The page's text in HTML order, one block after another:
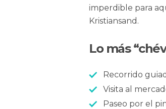
imperdible para
Kristiansand.
Lo más
Recorrido
Visita al
Paseo por el